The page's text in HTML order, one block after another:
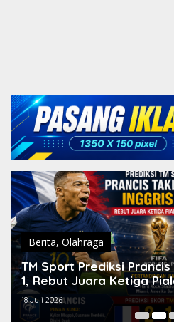
Berita, Olahraga
TM Sport Prediksi
1, Rebut Juara Ketiga
18 Juli 2026